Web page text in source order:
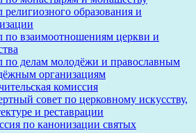
религиозного образования и
по взаимоотношениям церкви и
по делам молодёжи и православным
организациям
комиссия
совет по церковному искусству,
и реставрации
по канонизации святых